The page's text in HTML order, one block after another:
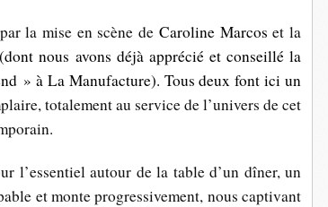
la mise en scène de Caroline Marcos et la
nous avons déjà apprécié et conseillé la
» à La Manufacture). Tous deux font ici un
totalement au service de l’univers de cet
l’essentiel autour de la table d’un dîner, un
et monte progressivement, nous captivant